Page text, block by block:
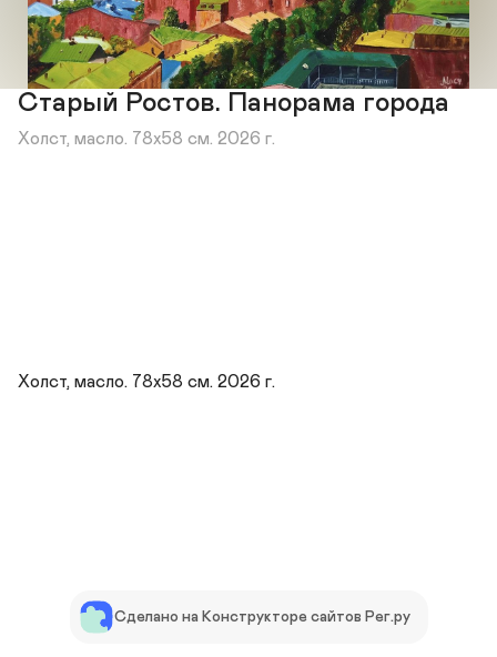
Старый Ростов. Панорама города
Холст, масло. 78х58 см. 2026 г.
Холст, масло. 78х58 см. 2026 г.
Сделано на Конструкторе сайтов Рег.ру